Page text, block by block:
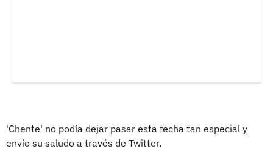
'Chente' no podía dejar pasar esta fecha tan especial y
envío su saludo a través de Twitter.